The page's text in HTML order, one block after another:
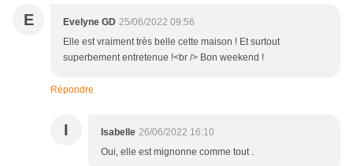
E Evelyne GD 25/06/2022 09:56
Elle est vraiment très belle cette maison ! Et surtout
superbement entretenue !<br /> Bon weekend !
Répondre
I Isabelle 26/06/2022 16:10
Oui, elle est mignonne comme tout .